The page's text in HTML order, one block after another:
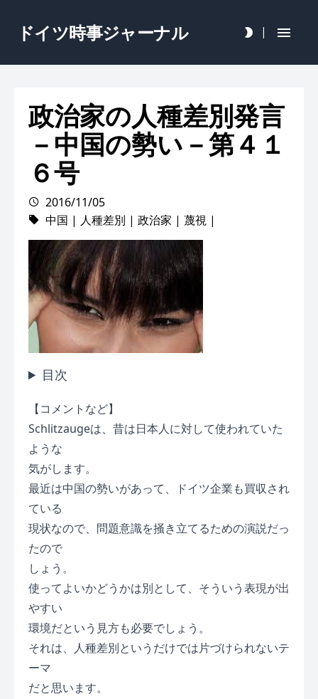
ドイツ時事ジャーナル |
政治家の人種差別発言
－中国の勢い－第４１
６号
2016/11/05
中国 | 人種差別 | 政治家 | 蔑視 |
目次
【コメントなど】
Schlitzaugeは、昔は日本人に対して使われていた
ような
気がします。
最近は中国の勢いがあって、ドイツ企業も買収され
ている
現状なので、問題意識を掻き立てるための演説だっ
たので
しょう。
使ってよいかどうかは別として、そういう表現が出
やすい
環境だという見方も必要でしょう。
それは、人種差別というだけでは片づけられないテ
ーマ
だと思います。